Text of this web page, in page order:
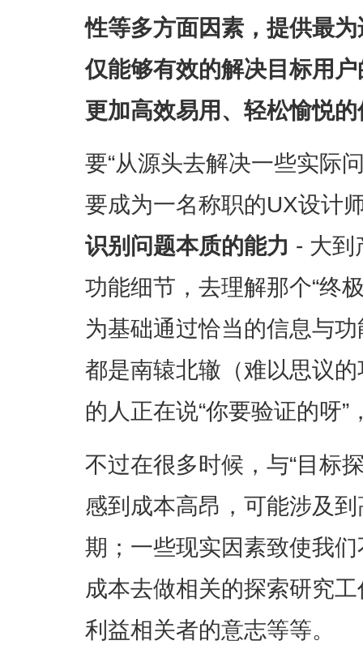
性等多方面因素，提供最
仅能够有效的解决目标用
更加高效易用、轻松愉悦
要“从源头去解决一些实际
要成为一名称职的UX设计
识别问题本质的能力 - 大到
功能细节，去理解那个“终
为基础通过恰当的信息与
都是南辕北辙（难以思议
的人正在说“你要验证的呀
不过在很多时候，与“目标
感到成本高昂，可能涉及
期；一些现实因素致使我
成本去做相关的探索研究
利益相关者的意志等等。